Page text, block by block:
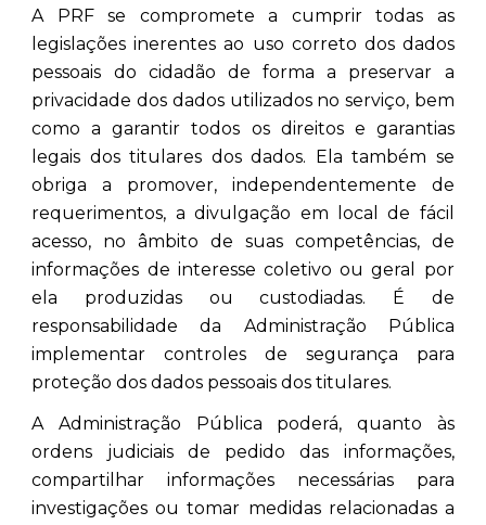
A PRF se compromete a cumprir todas as
legislações inerentes ao uso correto dos dados
pessoais do cidadão de forma a preservar a
privacidade dos dados utilizados no serviço, bem
como a garantir todos os direitos e garantias
legais dos titulares dos dados. Ela também se
obriga a promover, independentemente de
requerimentos, a divulgação em local de fácil
acesso, no âmbito de suas competências, de
informações de interesse coletivo ou geral por
ela produzidas ou custodiadas. É de
responsabilidade da Administração Pública
implementar controles de segurança para
proteção dos dados pessoais dos titulares.
A Administração Pública poderá, quanto às
ordens judiciais de pedido das informações,
compartilhar informações necessárias para
investigações ou tomar medidas relacionadas a